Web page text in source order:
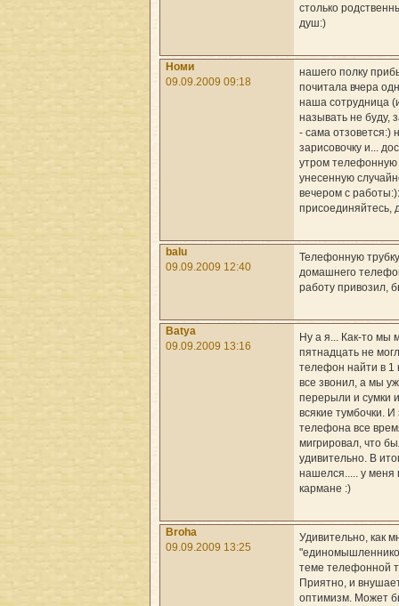
столько
душ:)
Номи
09.09.2009 09:18
нашего полку
почитала вчера
наша сотрудница
называть не буду,
- сама отзовется:)
зарисовочку и...
утром телефонную
унесенную
вечером с
присоединяйтесь,
balu
09.09.2009 12:40
Телефонную
домашнего
работу привозил,
Batya
09.09.2009 13:16
Ну а я... Как-то мы
пятнадцать не
телефон найти в 1
все звонил, а мы
перерыли и сумки и
всякие тумбочки. И
телефона все
мигрировал, что
удивительно. В
нашелся..... у меня
кармане :)
Broha
09.09.2009 13:25
Удивительно, как
теме телефонной
Приятно, и
оптимизм. Может